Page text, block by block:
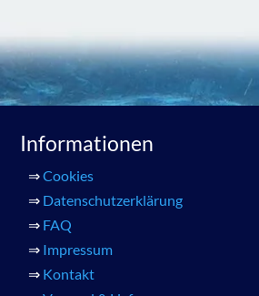
Informationen
⇒Cookies
⇒ Datenschutzerklärung
⇒ FAQ
⇒ Impressum
⇒ Kontakt